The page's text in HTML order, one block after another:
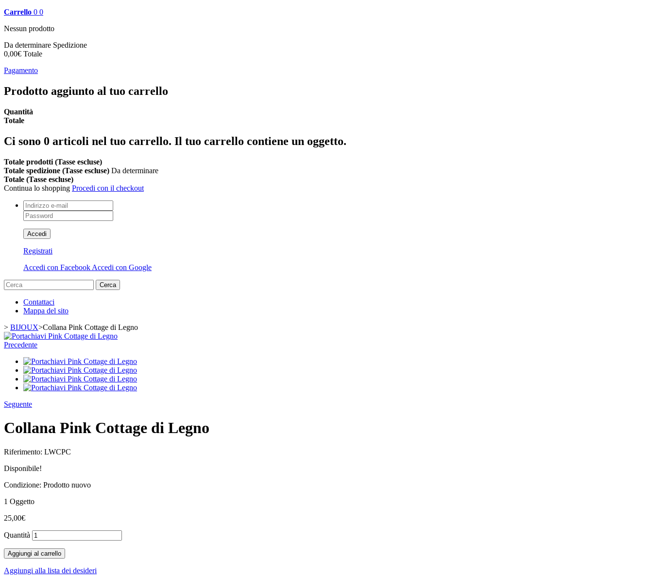
Carrello 0 0
Nessun prodotto
Da determinare Spedizione
0,00€ Totale
Pagamento
Prodotto aggiunto al tuo carrello
Quantità
Totale
Ci sono 0 articoli nel tuo carrello. Il tuo carrello contiene un oggetto.
Totale prodotti (Tasse escluse)
Totale spedizione (Tasse escluse) Da determinare
Totale (Tasse escluse)
Continua lo shopping Procedi con il checkout
Accedi
Registrati
Accedi con Facebook Accedi con Google
Cerca
Contattaci
Mappa del sito
> BIJOUX>Collana Pink Cottage di Legno
Precedente
Seguente
Collana Pink Cottage di Legno
Riferimento: LWCPC
Disponibile!
Condizione: Prodotto nuovo
1 Oggetto
25,00€
Quantità
Aggiungi al carrello
Aggiungi alla lista dei desideri